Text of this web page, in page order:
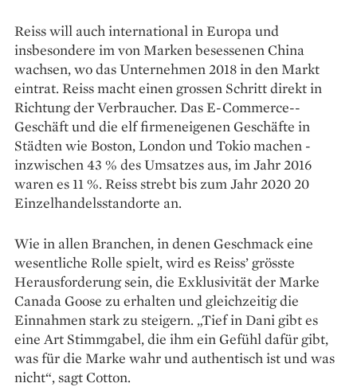
Reiss will auch international in Europa und
insbesondere im von Marken besessenen China
wachsen, wo das Unternehmen 2018 in den Markt
eintrat. Reiss macht einen grossen Schritt direkt in
Richtung der Verbraucher. Das E-Commerce-­
Geschäft und die elf firmeneigenen ­Geschäfte in
Städten wie Boston, London und Tokio machen ­
inzwischen 43 % des Umsatzes aus, im Jahr 2016
waren es 11 %. Reiss strebt bis zum Jahr 2020 20
Einzelhandelsstandorte an.
Wie in allen Branchen, in denen Geschmack eine
wesentliche Rolle spielt, wird es Reiss’ ­grösste
Herausforderung sein, die Exklusivität der ­Marke
Canada Goose zu erhalten und gleichzeitig die
Einnahmen stark zu steigern. „Tief in Dani gibt es
eine Art Stimmgabel, die ihm ein Gefühl ­dafür gibt,
was für die Marke wahr und authentisch ist und was
nicht“, sagt Cotton.